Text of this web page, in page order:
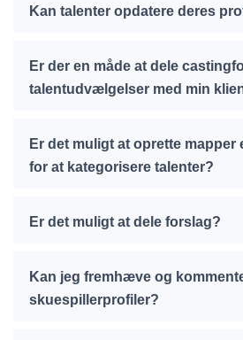
Kan talenter opdatere deres
Er der en måde at dele
talentudvælgelser med min
Er det muligt at oprette mapper
for at kategorisere talenter?
Er det muligt at dele forslag?
Kan jeg fremhæve og
skuespillerprofiler?